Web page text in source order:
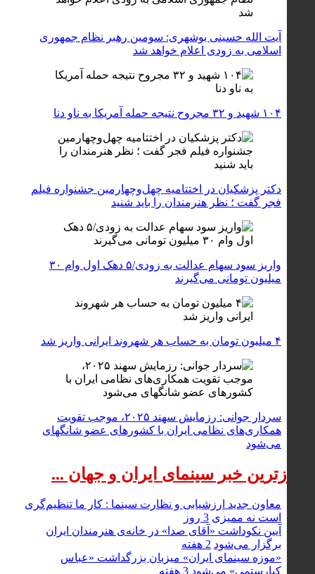
آیت الله حسینی بوشهری: سومین رهبر نظام جمهوری
اسلامی به زودی اعلام خواهد شد
۱۰۴ شهید و ۳۲ مجروح نتیجه حمله آمریکا به ناو دنا
دکتر پزشکیان در اختتامیه چهل‌وچهارمین جشنواره فیلم
فجر گفت ؛ نظر هنرمندان را باید شنید
واریز سود سهام عدالت به زودی/۵ دهک اول وام ۳۰
میلیون تومانی می‌گیرند
۴ میلیون تومان به حساب هر شهروند ایرانی واریز شد
سردار جوانی: رزمایش سهند ۲۰۲۵، موجب تقویت
همکاری‌های نظامی ایران با کشور‌های عضو شانگهای
می‌شود
بروزترین خبر سینمای ایران و جهان ...
معاون جدید ارزشیابی و نظارت سینما : کار ما تنظیم‌گری
است نه ممیزی 3 روز
آیین نکوداشت «آقای صدا» در خانه‌ی هنرمندان ایران
برگزار می‌شود 2 هفته
«موزه سینمای ایران» میزبان بزرگداشت «عباس
کیارستمی» می‌شود 3 هفته